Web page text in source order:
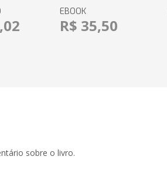
EBOOK
R$ 35,50
sobre o livro.